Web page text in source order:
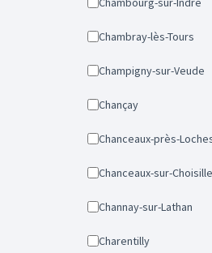
Chambray-lès-Tours
Champigny-sur-Veude
Chançay
Chanceaux-près-
Chanceaux-sur-Choisille
Channay-sur-Lathan
Charentilly